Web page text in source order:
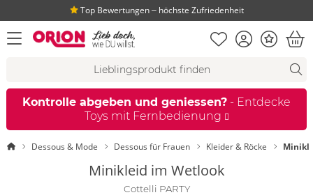
Top Bewertungen ‒ höchste Zufriedenheit
Menü öffnen Merkliste
KontoBonus
Kontrolle abgeben und geniessen? - Entdecke
Toys mit Fernbedienung
StartseiteDessous & Mode Dessous für Frauen Kleider & Röcke
Minikleid im Wetlook
Cottelli PARTY